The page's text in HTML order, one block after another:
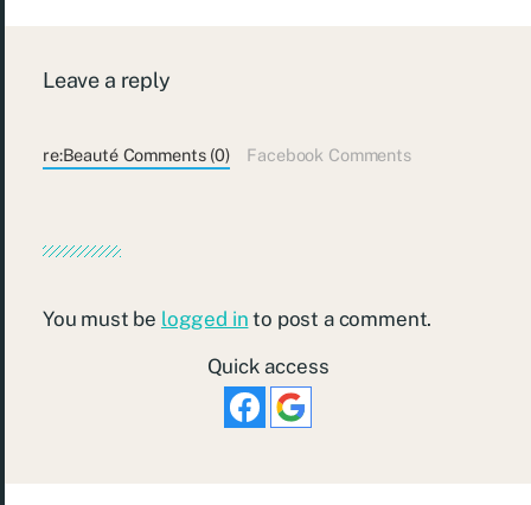
Leave a reply
re:Beauté Comments (0) Facebook Comments
You must be logged in to post a comment.
Quick access